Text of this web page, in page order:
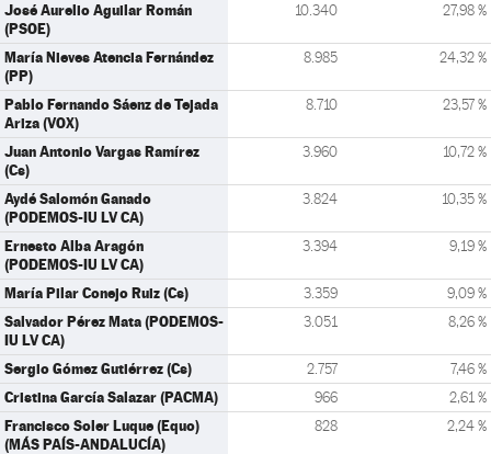
José Aurelio Aguilar Román
(PSOE)
10.340 27,98 %
María Nieves Atencia Fernández
(PP)
8.985 24,32 %
Pablo Fernando Sáenz de Tejada
Ariza (VOX)
8.710 23,57 %
Juan Antonio Vargas Ramírez
(Cs)
3.960 10,72 %
Aydé Salomón Ganado
(PODEMOS-IU LV CA)
3.824 10,35 %
Ernesto Alba Aragón
(PODEMOS-IU LV CA)
3.394 9,19 %
María Pilar Conejo Ruiz (Cs) 3.359 9,09 %
Salvador Pérez Mata (PODEMOS-
IU LV CA)
3.051 8,26 %
Sergio Gómez Gutiérrez (Cs) 2.757 7,46 %
Cristina García Salazar (PACMA) 966 2,61 %
Francisco Soler Luque (Equo)
(MÁS PAÍS-ANDALUCÍA)
828 2,24 %